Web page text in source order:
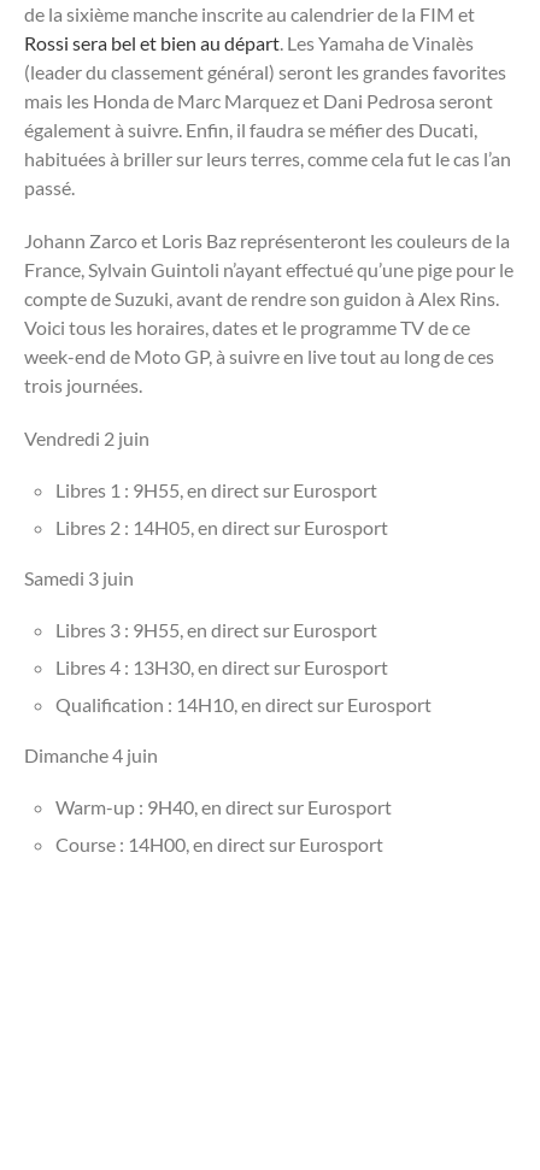
de la sixième manche inscrite au calendrier de la FIM et
Rossi sera bel et bien au départ. Les Yamaha de Vinalès
(leader du classement général) seront les grandes favorites
mais les Honda de Marc Marquez et Dani Pedrosa seront
également à suivre. Enfin, il faudra se méfier des Ducati,
habituées à briller sur leurs terres, comme cela fut le cas l’an
passé.
Johann Zarco et Loris Baz représenteront les couleurs de la
France, Sylvain Guintoli n’ayant effectué qu’une pige pour le
compte de Suzuki, avant de rendre son guidon à Alex Rins.
Voici tous les horaires, dates et le programme TV de ce
week-end de Moto GP, à suivre en live tout au long de ces
trois journées.
Vendredi 2 juin
Libres 1 : 9H55, en direct sur Eurosport
Libres 2 : 14H05, en direct sur Eurosport
Samedi 3 juin
Libres 3 : 9H55, en direct sur Eurosport
Libres 4 : 13H30, en direct sur Eurosport
Qualification : 14H10, en direct sur Eurosport
Dimanche 4 juin
Warm-up : 9H40, en direct sur Eurosport
Course : 14H00, en direct sur Eurosport